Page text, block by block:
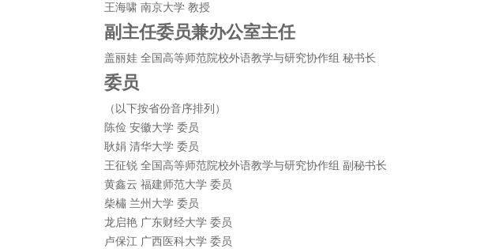
王海啸 南京大学 教授
副主任委员兼办公室主任
盖丽娃 全国高等师范院校外语教学与研究协作组 秘书长
委员
（以下按省份音序排列）
陈俭 安徽大学 委员
耿娟 清华大学 委员
王征锐 全国高等师范院校外语教学与研究协作组 副秘书长
黄鑫云 福建师范大学 委员
柴橚 兰州大学 委员
龙启艳 广东财经大学 委员
卢保江 广西医科大学 委员